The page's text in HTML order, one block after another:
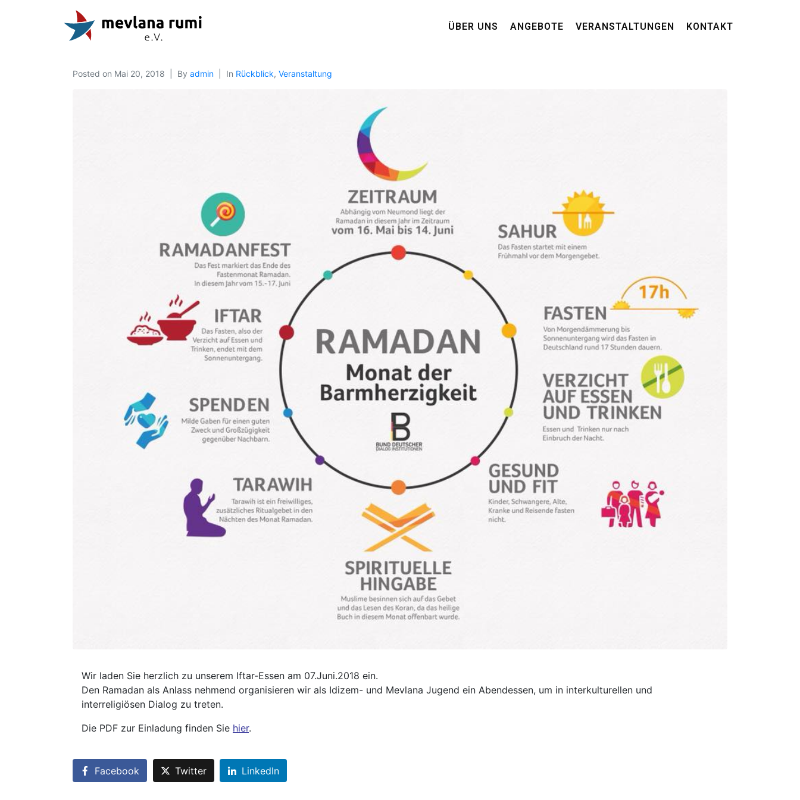
ÜBER UNS ANGEBOTE VERANSTALTUNGEN KONTAKT
Posted on Mai 20, 2018 By admin In Rückblick, Veranstaltung
Wir laden Sie herzlich zu unserem Iftar-Essen am 07.Juni.2018 ein.
Den Ramadan als Anlass nehmend organisieren wir als Idizem- und Mevlana Jugend ein Abendessen, um in interkulturellen und
interreligiösen Dialog zu treten.
Die PDF zur Einladung finden Sie hier.
Facebook Twitter LinkedIn